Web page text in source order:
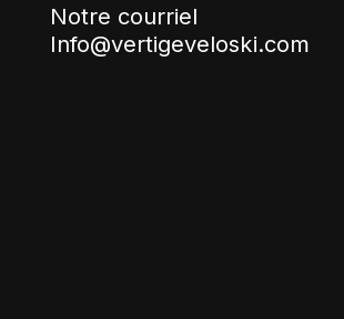
Notre courriel
Info@vertigeveloski.com